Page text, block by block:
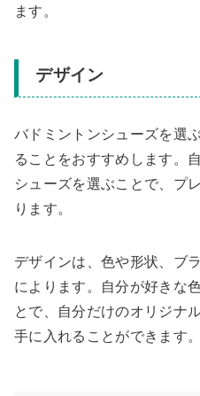
ます。
デザイン
バドミントンシューズを選
ることをおすすめします。
シューズを選ぶことで、プ
ります。
デザインは、色や形状、ブ
によります。自分が好きな
とで、自分だけのオリジナ
手に入れることができます。